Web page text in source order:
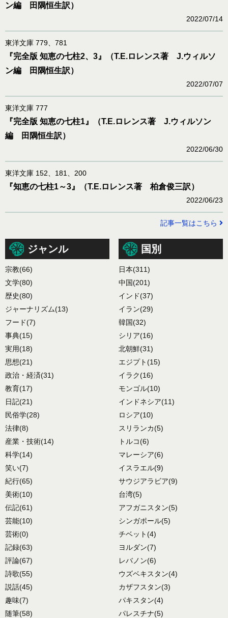
ン編 田隅恒生訳）
2022/07/14
東洋文庫 779、781
『完全版 知恵の七柱2、3』（T.E.ロレンス著 J.ウィルソ
ン編 田隅恒生訳）
2022/07/07
東洋文庫 777
『完全版 知恵の七柱1』（T.E.ロレンス著 J.ウィルソン
編 田隅恒生訳）
2022/06/30
東洋文庫 152、181、200
『知恵の七柱1～3』（T.E.ロレンス著 柏倉俊三訳）
2022/06/23
記事一覧はこちら
ジャンル
宗教(66)
文学(80)
歴史(80)
ジャーナリズム(13)
フード(7)
事典(15)
実用(18)
思想(21)
政治・経済(31)
教育(17)
日記(21)
民俗学(28)
法律(8)
産業・技術(14)
科学(14)
笑い(7)
紀行(65)
美術(10)
伝記(61)
芸能(10)
芸術(0)
記録(63)
評論(67)
詩歌(55)
説話(45)
趣味(7)
随筆(58)
国別
日本(311)
中国(201)
インド(37)
イラン(29)
韓国(32)
シリア(16)
北朝鮮(31)
エジプト(15)
イラク(16)
モンゴル(10)
インドネシア(11)
ロシア(10)
スリランカ(5)
トルコ(6)
マレーシア(6)
イスラエル(9)
サウジアラビア(9)
台湾(5)
アフガニスタン(5)
シンガポール(5)
チベット(4)
ヨルダン(7)
レバノン(6)
ウズベキスタン(4)
カザフスタン(3)
パキスタン(4)
パレスチナ(5)